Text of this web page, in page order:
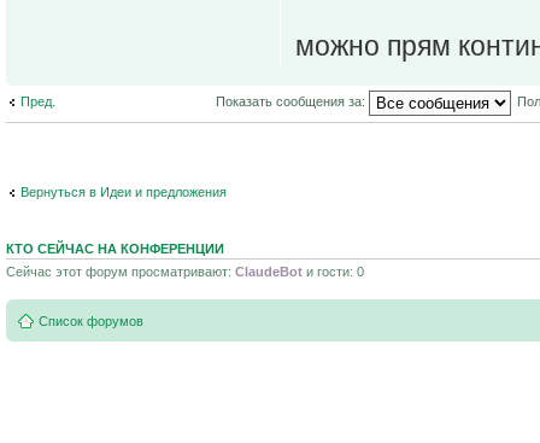
можно прям
Пред. Показать сообщения за:
Вернуться в Идеи и предложения
КТО СЕЙЧАС НА КОНФЕРЕНЦИИ
Сейчас этот форум просматривают: ClaudeBot и гости: 0
Список форумов